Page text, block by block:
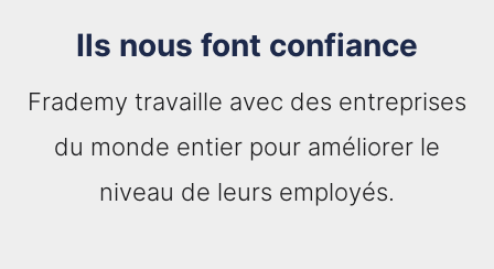
Ils nous font confiance
Frademy travaille avec des entreprises
du monde entier pour améliorer le
niveau de leurs employés.